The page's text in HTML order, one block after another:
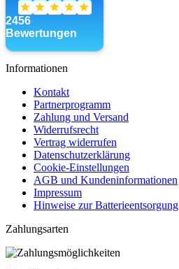
Informationen
Kontakt
Partnerprogramm
Zahlung und Versand
Widerrufsrecht
Vertrag widerrufen
Datenschutzerklärung
Cookie-Einstellungen
AGB und Kundeninformationen
Impressum
Hinweise zur Batterieentsorgung
Zahlungsarten